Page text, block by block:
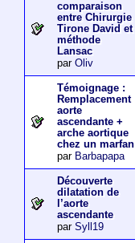
comparaison
entre Chirurgie
Tirone David et
méthode
Lansac
par Oliv
Témoignage :
Remplacement
aorte
ascendante +
arche aortique
chez un marfan
par Barbapapa
Découverte
dilatation de
l’aorte
ascendante
par Syll19